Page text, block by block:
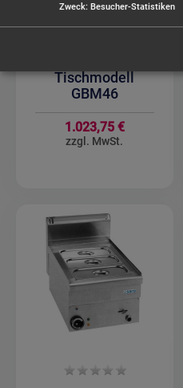
Tischmodell
GBM46
1.023,75 €
Zweck: Besucher-Statistiken